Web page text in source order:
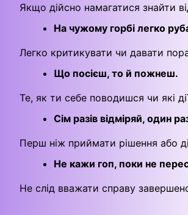
Якщо дійсно намагатися знайти
На чужому горбі легко
Легко критикувати чи давати
Що посієш, то й пожнеш.
Те, як ти себе поводишся чи які
Сім разів відміряй, один
Перш ніж приймати рішення або
Не кажи гоп, поки не
Не слід вважати справу